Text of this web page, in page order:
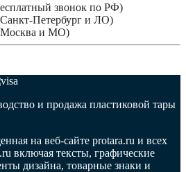
звонок по РФ)
Петербург и ЛО)
и МО)
и продажа пластиковой тары
на веб-сайте protara.ru и всех
включая тексты, графические
дизайна, товарные знаки и